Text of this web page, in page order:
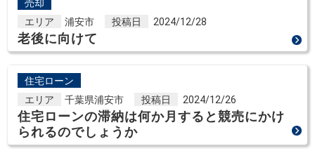
売却
エリア
浦安市 投稿日 2024/12/28
老後に向けて
住宅ローン
エリア
千葉県浦安市 投稿日 2024/12/26
住宅ローンの滞納は何か月すると競売にかけ
られるのでしょうか